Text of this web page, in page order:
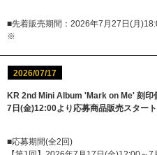
■先着販売期間：2026年7月27日(月
※
2026/07/17
KR 2nd Mini Album 'Mark on Me' 刻印
7日(金)12:00より応募商品販売スタート
■応募期間(全2回)